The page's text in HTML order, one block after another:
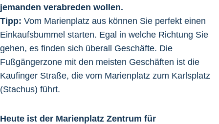
jemanden verabreden wollen.
Tipp: Vom Marienplatz aus können Sie perfekt einen
Einkaufsbummel starten. Egal in welche Richtung Sie
gehen, es finden sich überall Geschäfte. Die
Fußgängerzone mit den meisten Geschäften ist die
Kaufinger Straße, die vom Marienplatz zum Karlsplatz
(Stachus) führt.
Heute ist der Marienplatz Zentrum für